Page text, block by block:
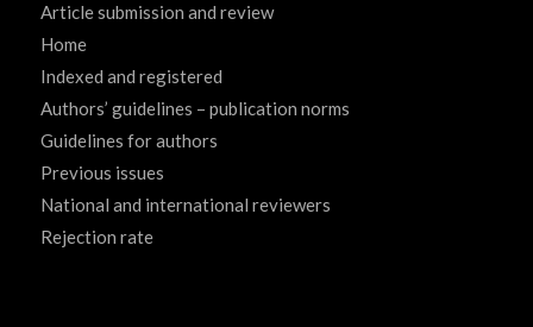
Article submission and review
Home
Indexed and registered
Authors’ guidelines – publication norms
Guidelines for authors
Previous issues
National and international reviewers
Rejection rate